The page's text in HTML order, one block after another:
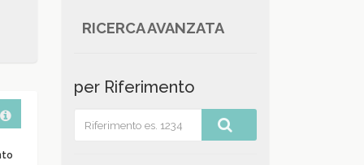
RICERCA AVANZATA
per Riferimento